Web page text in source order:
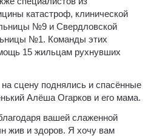
катастроф, клинической
№9 и Свердловской
№1. Команды этих
15 жильцам рухнувших
сцену поднялись и спасённые
Алёша Огарков и его мама.
вашей слаженной
жив и здоров. Я хочу вам